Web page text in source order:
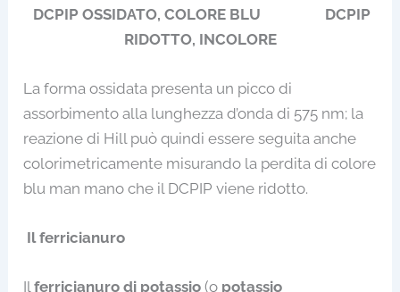
DCPIP OSSIDATO, COLORE BLU DCPIP
RIDOTTO, INCOLORE
La forma ossidata presenta un picco di
assorbimento alla lunghezza d’onda di 575 nm; la
reazione di Hill può quindi essere seguita anche
colorimetricamente misurando la perdita di colore
blu man mano che il DCPIP viene ridotto.
Il ferricianuro
Ilferricianuro di potassio (o potassio